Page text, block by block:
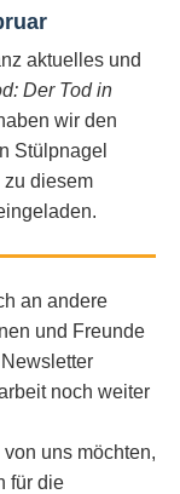
aktuelles und
Der Tod in
wir den
Stülpnagel
diesem
an andere
und Freunde
noch weiter
uns möchten,
für die